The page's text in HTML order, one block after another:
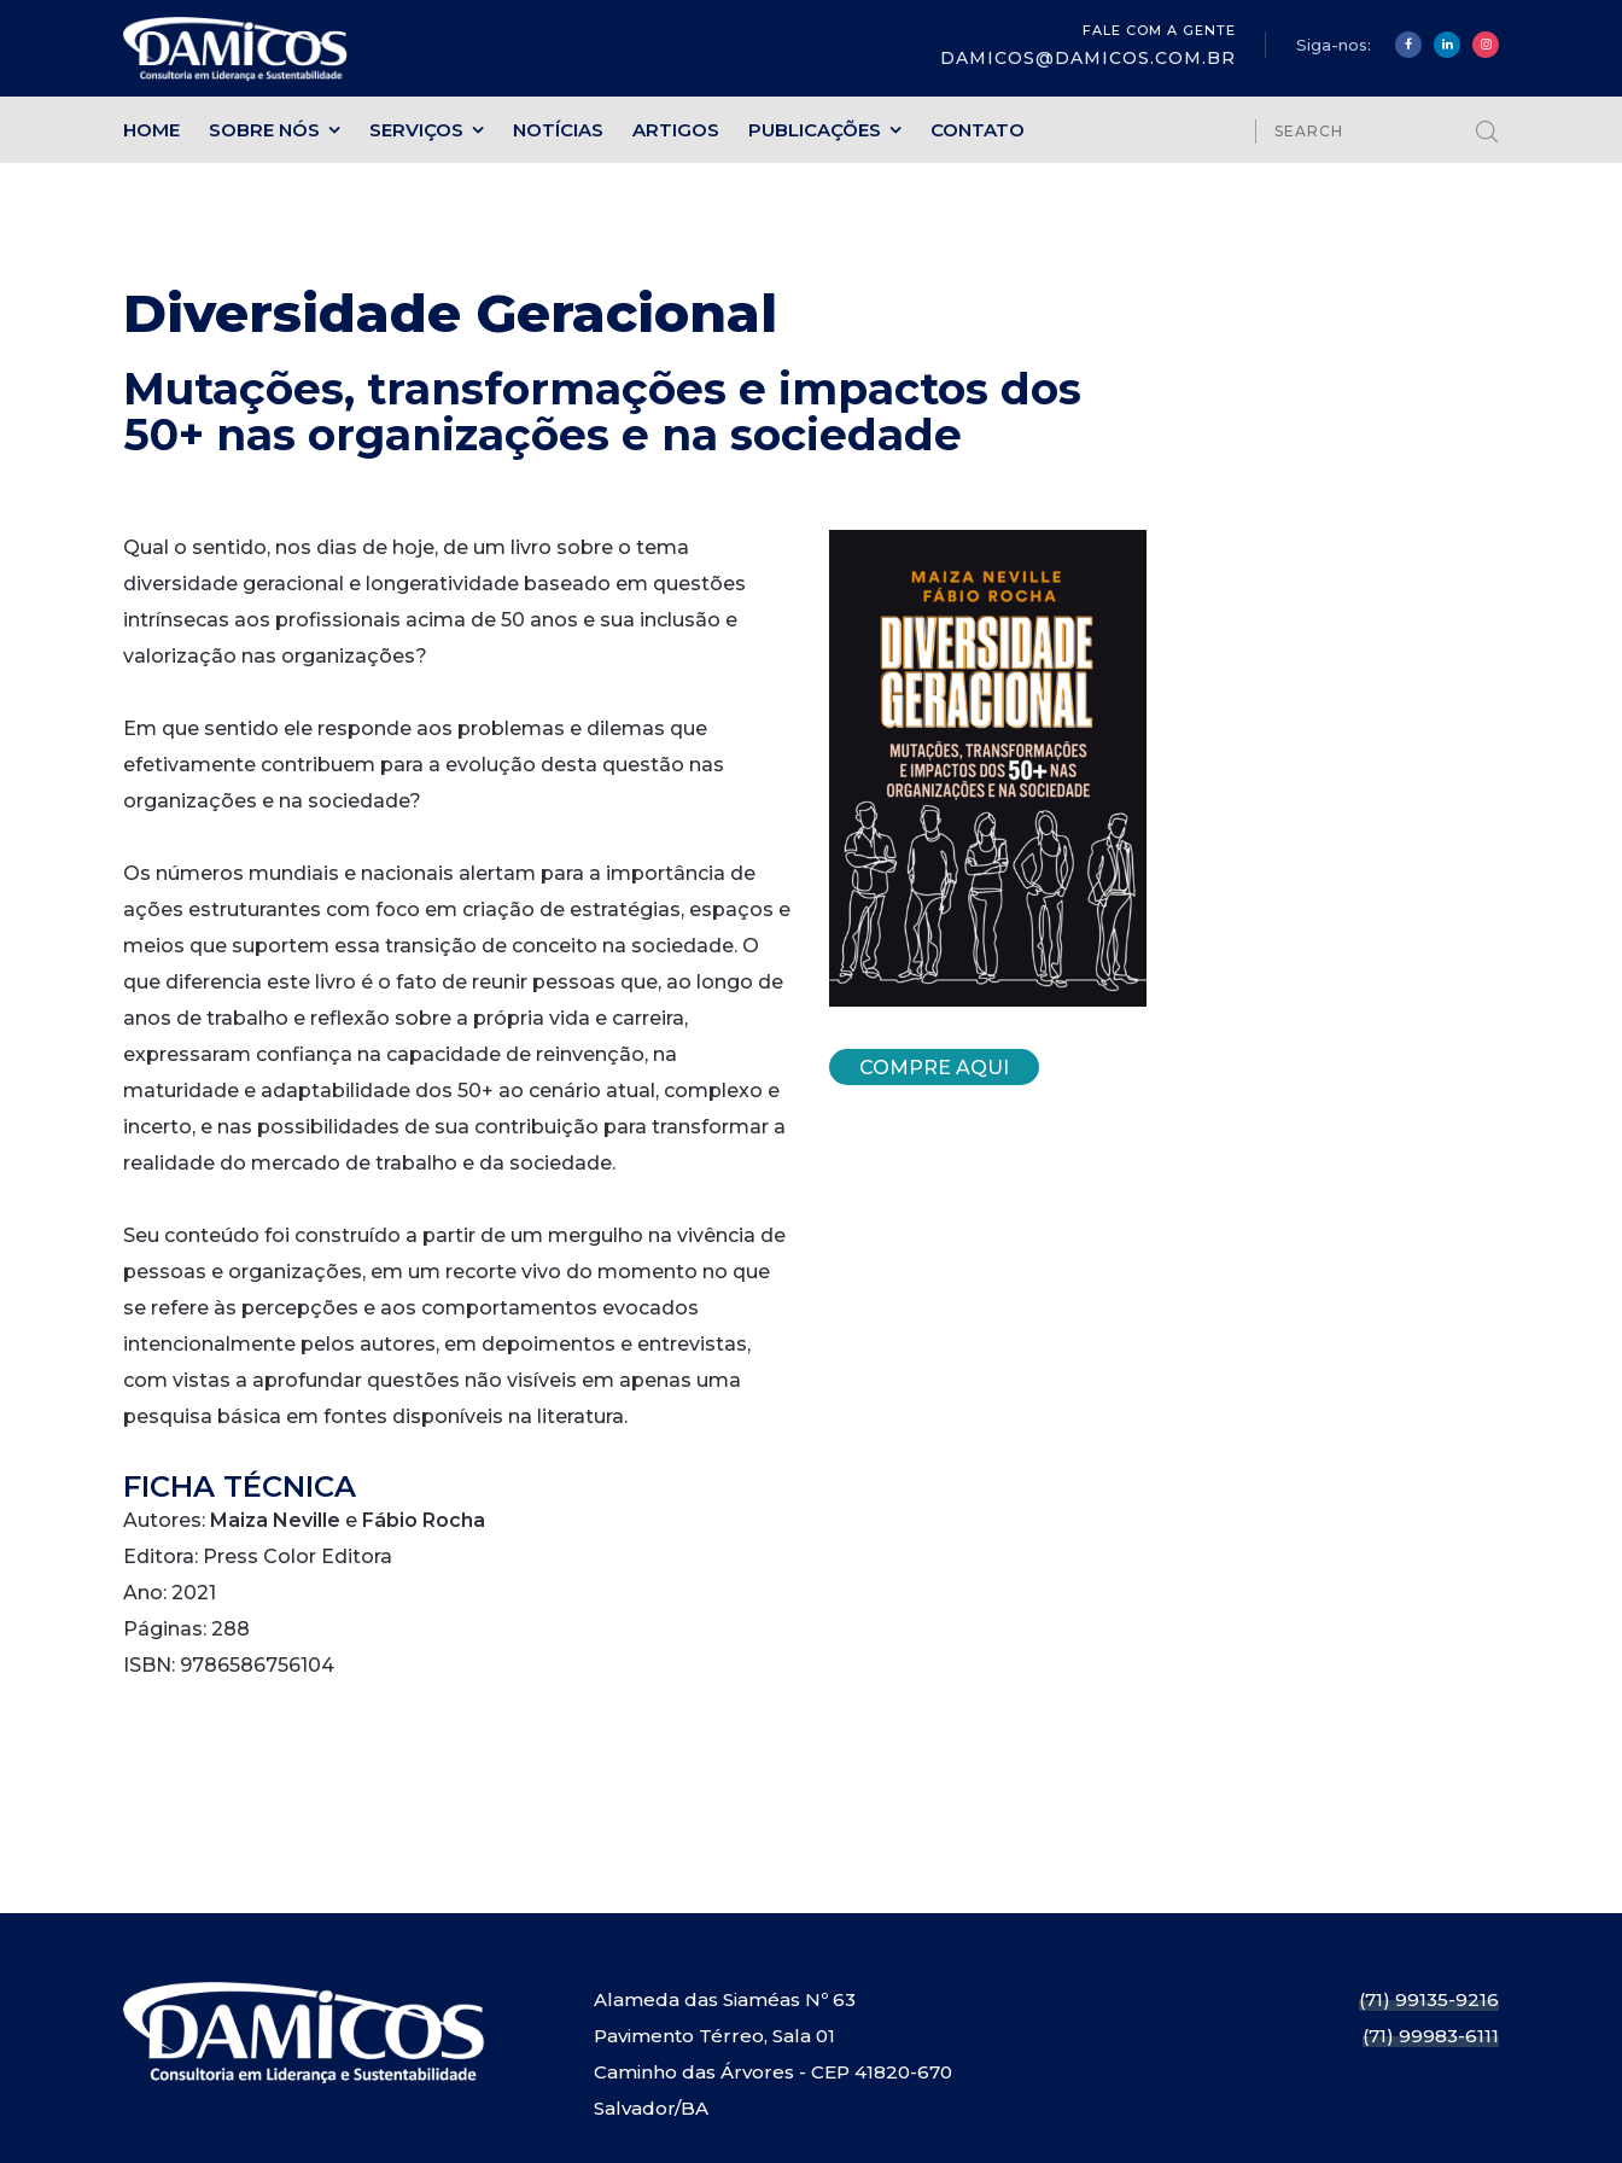
FALE COM A GENTE
DAMICOS@DAMICOS.COM.BR
Siga-nos:
HOME SOBRE NÓS SERVIÇOS NOTÍCIAS ARTIGOS PUBLICAÇÕES CONTATO
Diversidade Geracional
Mutações, transformações e impactos dos
50+ nas organizações e na sociedade
Qual o sentido, nos dias de hoje, de um livro sobre o tema
diversidade geracional e longeratividade baseado em questões
intrínsecas aos profissionais acima de 50 anos e sua inclusão e
valorização nas organizações?
Em que sentido ele responde aos problemas e dilemas que
efetivamente contribuem para a evolução desta questão nas
organizações e na sociedade?
Os números mundiais e nacionais alertam para a importância de
ações estruturantes com foco em criação de estratégias, espaços e
meios que suportem essa transição de conceito na sociedade. O
que diferencia este livro é o fato de reunir pessoas que, ao longo de
anos de trabalho e reflexão sobre a própria vida e carreira,
expressaram confiança na capacidade de reinvenção, na
maturidade e adaptabilidade dos 50+ ao cenário atual, complexo e
incerto, e nas possibilidades de sua contribuição para transformar a
realidade do mercado de trabalho e da sociedade.
Seu conteúdo foi construído a partir de um mergulho na vivência de
pessoas e organizações, em um recorte vivo do momento no que
se refere às percepções e aos comportamentos evocados
intencionalmente pelos autores, em depoimentos e entrevistas,
com vistas a aprofundar questões não visíveis em apenas uma
pesquisa básica em fontes disponíveis na literatura.
FICHA TÉCNICA
Autores: Maiza Neville e Fábio Rocha
Editora: Press Color Editora
Ano: 2021
Páginas: 288
ISBN: 9786586756104
COMPRE AQUI
Alameda das Siaméas Nº 63
Pavimento Térreo, Sala 01
Caminho das Árvores - CEP 41820-670
Salvador/BA
(71) 99135-9216
(71) 99983-6111